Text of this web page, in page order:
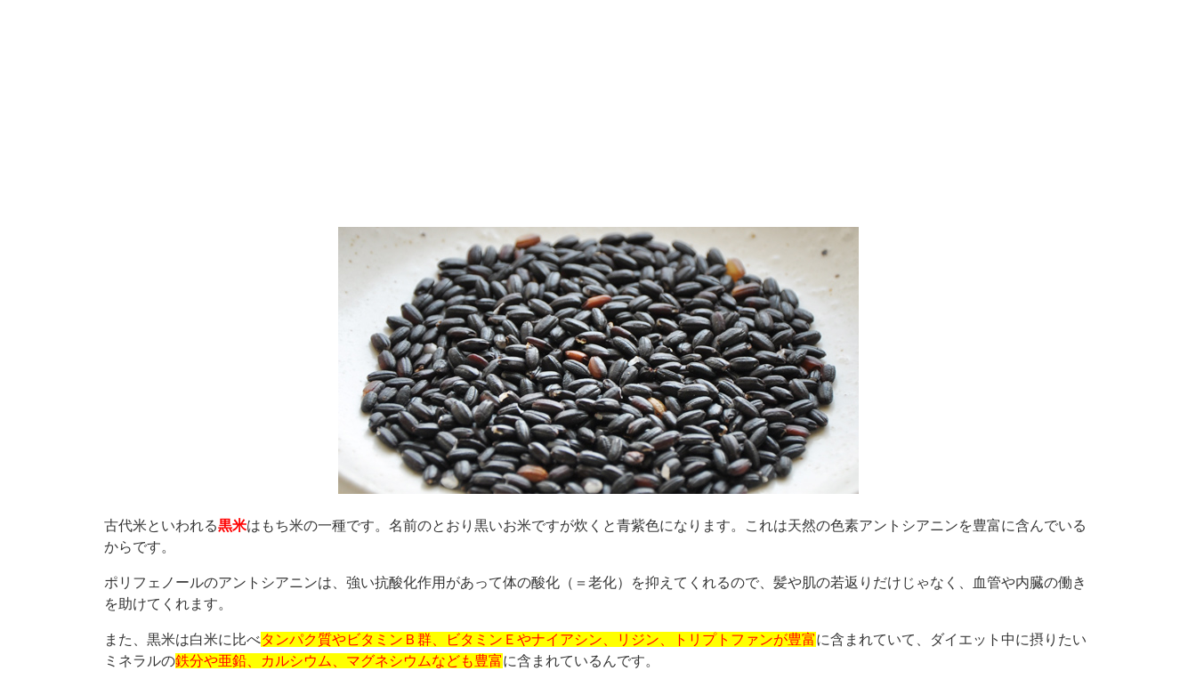
古代米といわれる黒米はもち米の一種です。名前のとおり黒いお米ですが炊くと青紫色になります。これは天然の色素アントシアニンを豊富に含んでいる
からです。
ポリフェノールのアントシアニンは、強い抗酸化作用があって体の酸化（＝老化）を抑えてくれるので、髪や肌の若返りだけじゃなく、血管や内臓の働き
を助けてくれます。
また、黒米は白米に比べタンパク質やビタミンＢ群、ビタミンＥやナイアシン、リジン、トリプトファンが豊富に含まれていて、ダイエット中に摂りたい
ミネラルの鉄分や亜鉛、カルシウム、マグネシウムなども豊富に含まれているんです。